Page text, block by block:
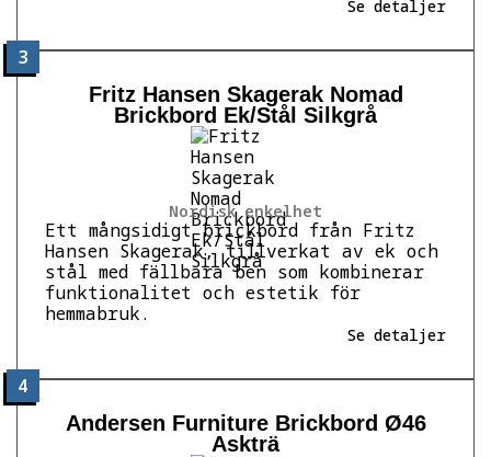
Se detaljer
3
Nordisk enkelhet
Fritz Hansen Skagerak Nomad
Brickbord Ek/Stål Silkgrå
Ett mångsidigt brickbord från Fritz
Hansen Skagerak, tillverkat av ek och
stål med fällbara ben som kombinerar
funktionalitet och estetik för
hemmabruk.
Se detaljer
4
Andersen Furniture Brickbord Ø46
Askträ